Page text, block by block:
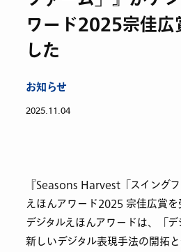
ワード2025宗佳広
した
お知らせ
2025.11.04
『Seasons Harvest「スイング
えほんアワード2025 宗佳広賞を
デジタルえほんアワードは、「
新しいデジタル表現手法の開拓